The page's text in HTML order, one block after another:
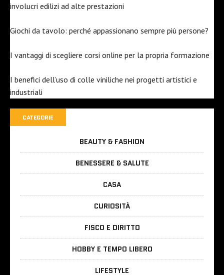
involucri edilizi ad alte prestazioni
Giochi da tavolo: perché appassionano sempre più persone?
I vantaggi di scegliere corsi online per la propria formazione
I benefici dell’uso di colle viniliche nei progetti artistici e
industriali
CATEGORIE
BEAUTY & FASHION
BENESSERE & SALUTE
CASA
CURIOSITÀ
FISCO E DIRITTO
HOBBY E TEMPO LIBERO
LIFESTYLE